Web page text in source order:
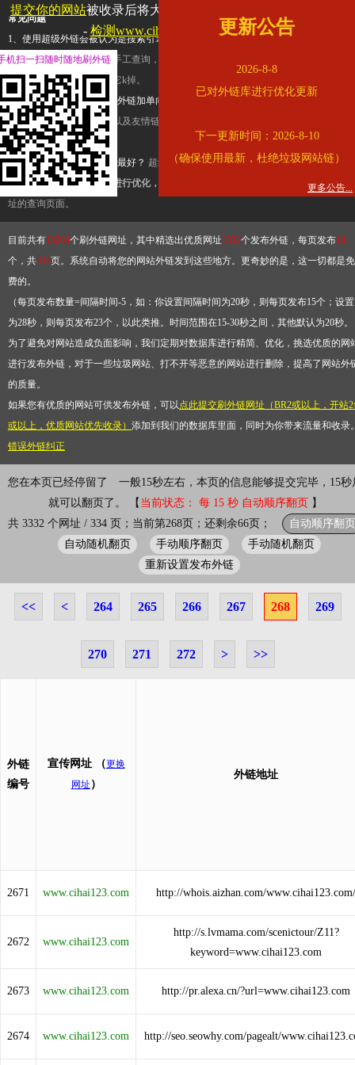
常见问题
1、使用超级外链会被认为是搜索引擎优化作弊吗？ 超级外链只是一个简便而集成
查询工具，模拟的是正常手工查询，不是作弊。如果是作弊，那您可以使用超级外
推广竞争对手的网址，让它k掉。
2、网站优化单纯依靠超级外链加单向链接可行吗？
链，需要结合普通的外链以及友情链接，您可以到站长论坛发布外链，到友情链接
台交换友情链接。
3、如何使用超级外链效果最好？ 超级外链不同于普通的外链，它是动态的链接，
有频繁使用超级外链工具进行优化，才能获得稳定的外链
，最终使搜索引擎收录带
址的查询页面。
目前共有13264个刷外链网址，其中精选出优质网址3332个发布外链，每页发布10
个，共334页。系统自动将您的网站外链发到这些地方。更奇妙的是，这一切都是免
费的。
（每页发布数量=间隔时间-5，如：你设置间隔时间为20秒，则每页发布15个；设置
为28秒，则每页发布23个，以此类推。时间范围在15-30秒之间，其他默认为20秒
为了避免对网站造成负面影响，我们定期对数据库进行精简、优化，挑选优质的网
进行发布外链，对于一些垃圾网站、打不开等恶意的网站进行删除，提高了网站外
的质量。
如果您有优质的网站可供发布外链，可以点此提交刷外链网址（BR2或以上，开站
或以上，优质网站优先收录） 添加到我们的数据库里面，同时为你带来流量和收录
错误外链纠正
您在本页已经停留了
一般15秒左右，本页的信息能够提交完毕，15秒
就可以翻页了。 【 当前状态： 每 15 秒 自动顺序翻页 】
共 3332 个网址 / 334 页；当前第268页；还剩余66页；
自动顺序翻页
自动随机翻页
手动顺序翻页
手动随机翻页
重新设置发布外链
<< < 264 265 266 267 268 269
270 271 272 > >>
外链
编号
宣传网址 （更换
网址 ）
外链地址
2671 www.cihai123.com http://whois.aizhan.com/www.cihai123.com/
2672 www.cihai123.com
http://s.lvmama.com/scenictour/Z11?
keyword=www.cihai123.com
2673 www.cihai123.com http://pr.alexa.cn/?url=www.cihai123.com
2674 www.cihai123.com http://seo.seowhy.com/pagealt/
提交你的网站被收录后将大幅提升流量和外链，
- 检测www.cihai123.com是否收录
更新公告
2026-8-8
已对外链库进行优化更新
下一更新时间：2026-8-10
（确保使用最新，杜绝垃圾网站链）
更多公告...
机扫一扫随时随地刷外链